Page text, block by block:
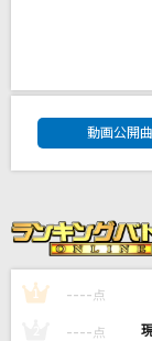
マーシャル
あいみょん
ひだまりの花
動画公開
1 ---- 点
---- 点